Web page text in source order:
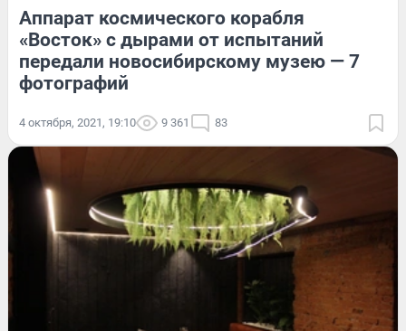
Аппарат космического корабля
«Восток» с дырами от испытаний
передали новосибирскому музею — 7
фотографий
4 октября, 2021, 19:10 9 361 83